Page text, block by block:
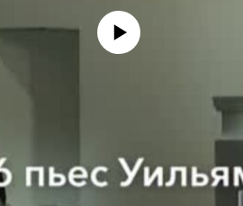
No media source currently available